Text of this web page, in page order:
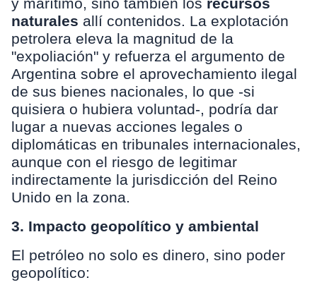
y marítimo, sino también los recursos
naturales allí contenidos. La explotación
petrolera eleva la magnitud de la
"expoliación" y refuerza el argumento de
Argentina sobre el aprovechamiento ilegal
de sus bienes nacionales, lo que -si
quisiera o hubiera voluntad-, podría dar
lugar a nuevas acciones legales o
diplomáticas en tribunales internacionales,
aunque con el riesgo de legitimar
indirectamente la jurisdicción del Reino
Unido en la zona.
3. Impacto geopolítico y ambiental
El petróleo no solo es dinero, sino poder
geopolítico: